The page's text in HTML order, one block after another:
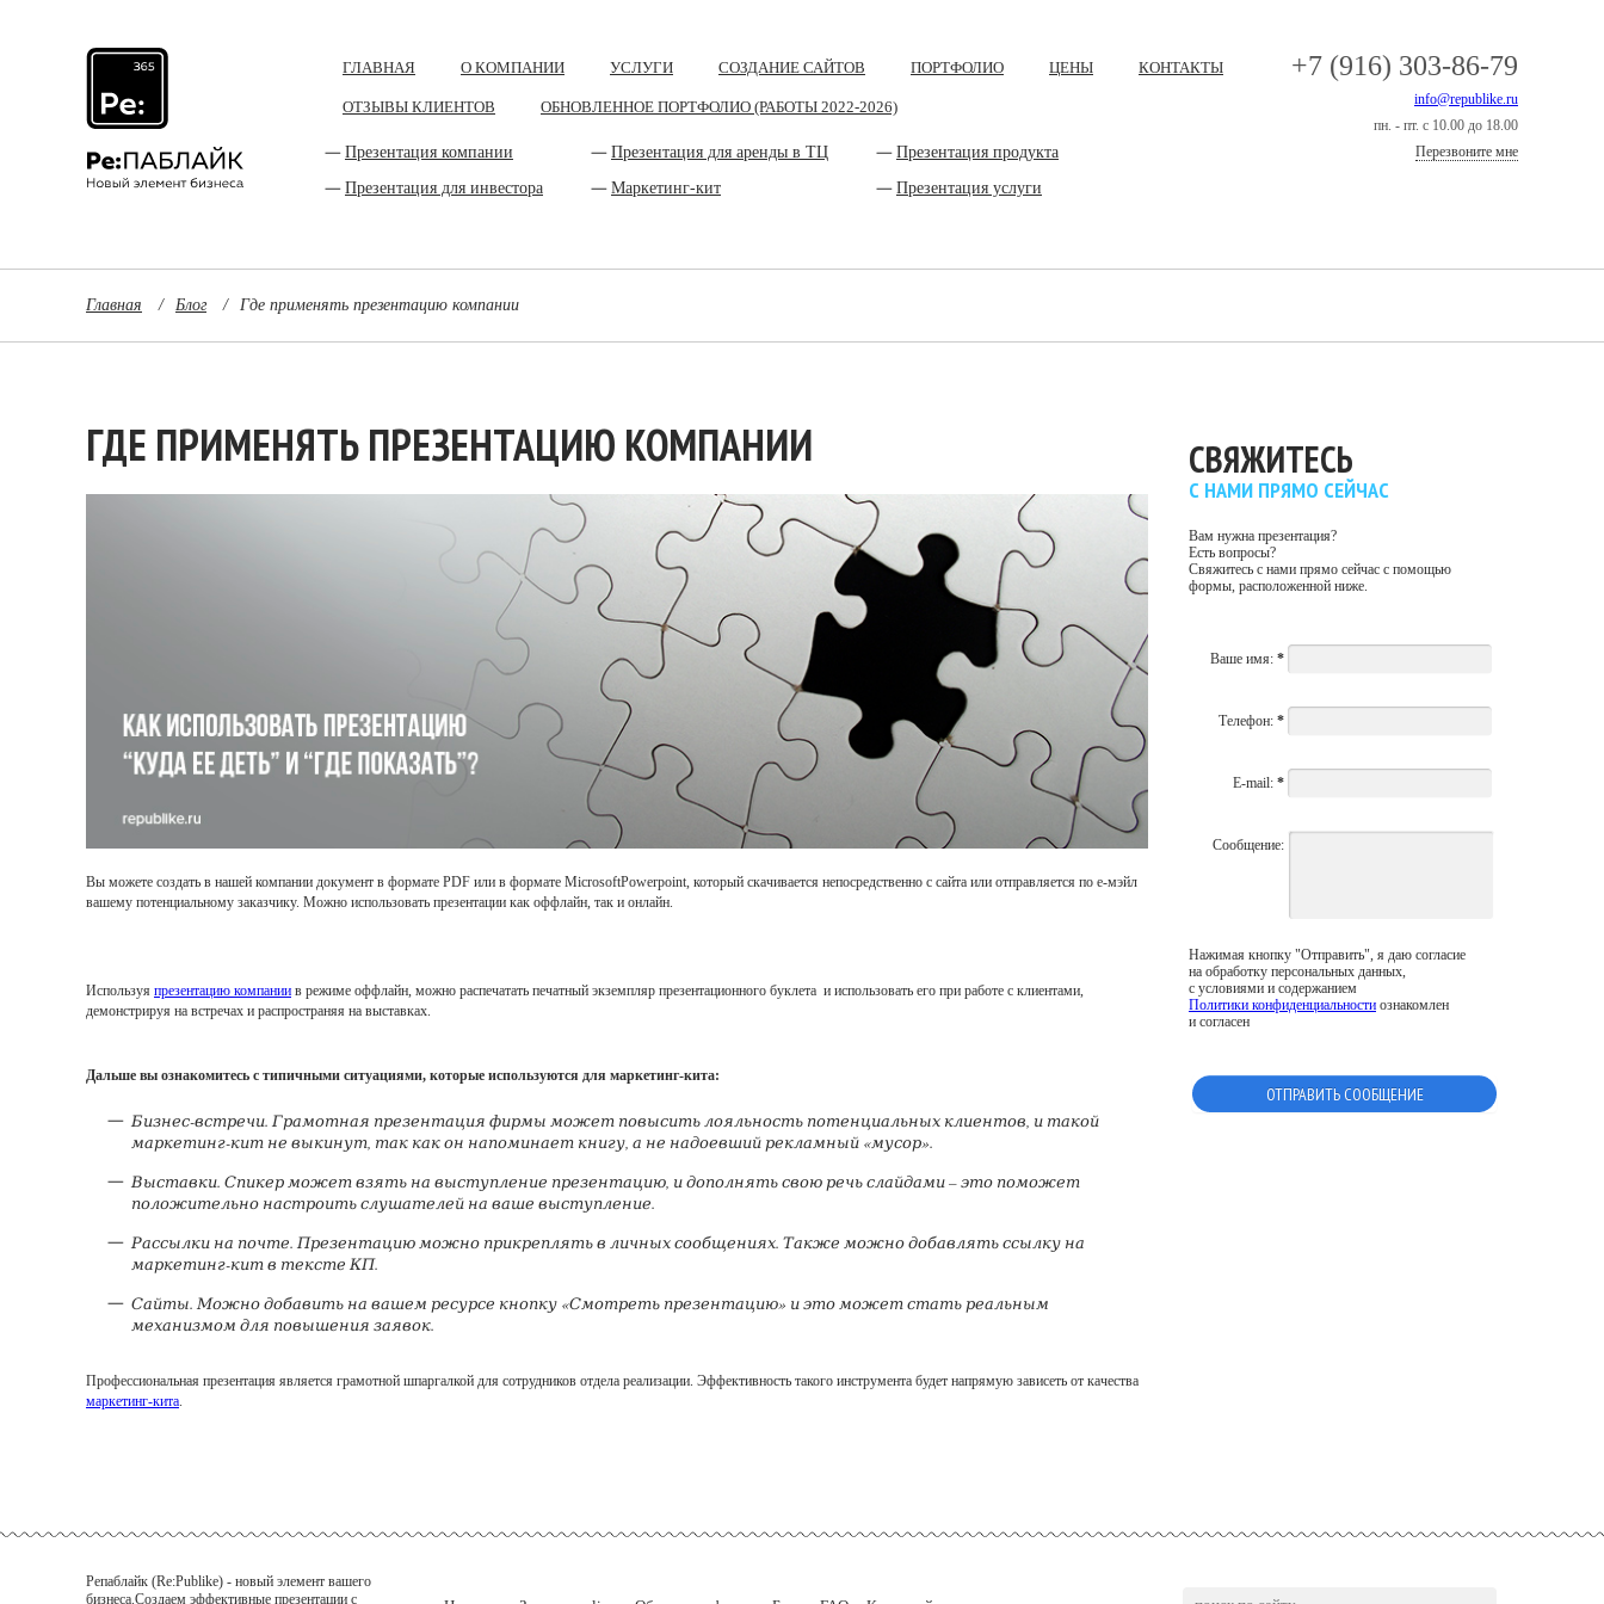
+7 (916) 303-86-79
info@republike.ru
пн. - пт. с 10.00 до 18.00
Перезвоните мне
ГЛАВНАЯ О КОМПАНИИ УСЛУГИ СОЗДАНИЕ САЙТОВ ПОРТФОЛИО ЦЕНЫ КОНТАКТЫ
ОТЗЫВЫ КЛИЕНТОВ ОБНОВЛЕННОЕ ПОРТФОЛИО (РАБОТЫ 2022-2026)
Презентация компании
Презентация для инвестора
Презентация для аренды в ТЦ
Маркетинг-кит
Презентация продукта
Презентация услуги
Главная / Блог / Где применять презентацию компании
ГДЕ ПРИМЕНЯТЬ ПРЕЗЕНТАЦИЮ КОМПАНИИ
Вы можете создать в нашей компании документ в формате PDF или в формате MicrosoftPowerpoint, который скачивается непосредственно с сайта или отправляется по е-мэйл
вашему потенциальному заказчику. Можно использовать презентации как оффлайн, так и онлайн.
Используя презентацию компании в режиме оффлайн, можно распечатать печатный экземпляр презентационного буклета и использовать его при работе с клиентами,
демонстрируя на встречах и распространяя на выставках.
Дальше вы ознакомитесь с типичными ситуациями, которые используются для маркетинг-кита:
Бизнес-встречи. Грамотная презентация фирмы может повысить лояльность потенциальных клиентов, и такой
маркетинг-кит не выкинут, так как он напоминает книгу, а не надоевший рекламный «мусор».
Выставки. Спикер может взять на выступление презентацию, и дополнять свою речь слайдами – это поможет
положительно настроить слушателей на ваше выступление.
Рассылки на почте. Презентацию можно прикреплять в личных сообщениях. Также можно добавлять ссылку на
маркетинг-кит в тексте КП.
Сайты. Можно добавить на вашем ресурсе кнопку «Смотреть презентацию» и это может стать реальным
механизмом для повышения заявок.
Профессиональная презентация является грамотной шпаргалкой для сотрудников отдела реализации. Эффективность такого инструмента будет напрямую зависеть от качества
маркетинг-кита
СВЯЖИТЕСЬ
С НАМИ ПРЯМО СЕЙЧАС
Вам нужна презентация?
Есть вопросы?
Свяжитесь с нами прямо сейчас с помощью
формы, расположенной ниже.
Ваше имя: *
Телефон: *
E-mail: *
Сообщение:
Нажимая кнопку "Отправить", я даю согласие
на обработку персональных данных,
с условиями и содержанием
Политики конфиденциальности ознакомлен
и согласен
Репаблайк (Re:Publike) - новый элемент вашего
бизнеса.Создаем эффективные презентации с